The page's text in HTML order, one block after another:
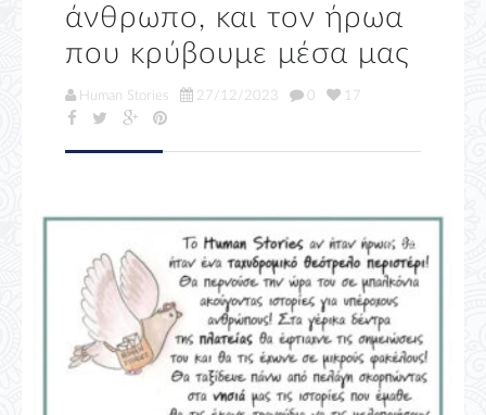
άνθρωπο, και τον ήρωα
που κρύβουμε μέσα μας
Human Stories 27/12/2023 0 17